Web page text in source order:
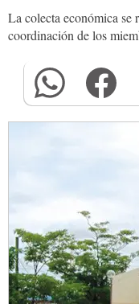
La colecta económica se
coordinación de los